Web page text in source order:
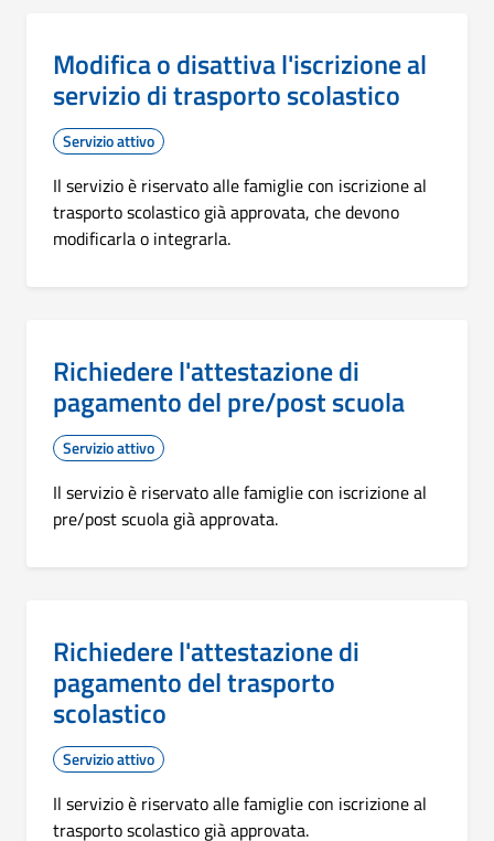
Modifica o disattiva l'iscrizione al
servizio di trasporto scolastico
Servizio attivo
Il servizio è riservato alle famiglie con iscrizione al
trasporto scolastico già approvata, che devono
modificarla o integrarla.
Richiedere l'attestazione di
pagamento del pre/post scuola
Servizio attivo
Il servizio è riservato alle famiglie con iscrizione al
pre/post scuola già approvata.
Richiedere l'attestazione di
pagamento del trasporto
scolastico
Servizio attivo
Il servizio è riservato alle famiglie con iscrizione al
trasporto scolastico già approvata.